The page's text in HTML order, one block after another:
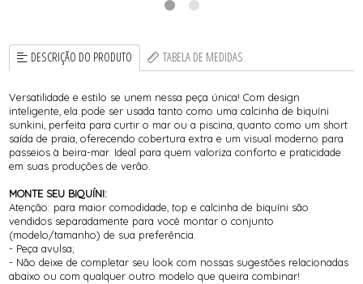
DESCRIÇÃO DO PRODUTO TABELA DE MEDIDAS
Versatilidade e estilo se unem nessa peça única! Com design
inteligente, ela pode ser usada tanto como uma calcinha de biquíni
sunkini, perfeita para curtir o mar ou a piscina, quanto como um short
saída de praia, oferecendo cobertura extra e um visual moderno para
passeios à beira-mar. Ideal para quem valoriza conforto e praticidade
em suas produções de verão.
MONTE SEU BIQUÍNI:
Atenção: para maior comodidade, top e calcinha de biquíni são
vendidos separadamente para você montar o conjunto
(modelo/tamanho) de sua preferência.
- Peça avulsa;
- Não deixe de completar seu look com nossas sugestões relacionadas
abaixo ou com qualquer outro modelo que queira combinar!